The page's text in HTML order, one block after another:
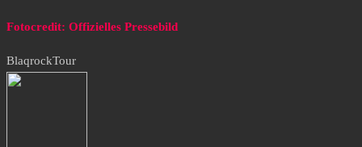
Fotocredit: Offizielles Pressebild
BlaqrockTour